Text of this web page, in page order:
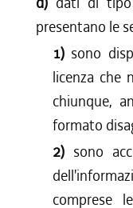
presentano le
1) sono
licenza che
chiunque,
formato
2) sono
comprese